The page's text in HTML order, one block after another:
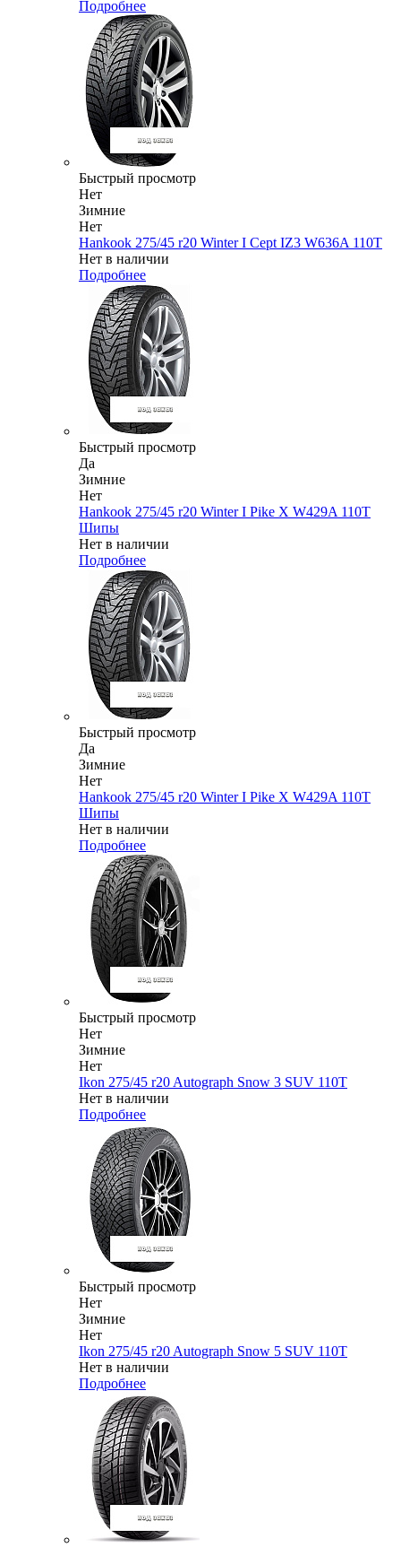
Подробнее
Быстрый просмотр
Нет
Зимние
Нет
Hankook 275/45 r20 Winter I Cept IZ3 W636A 110T
Нет в наличии
Подробнее
Быстрый просмотр
Да
Зимние
Нет
Hankook 275/45 r20 Winter I Pike X W429A 110T
Шипы
Нет в наличии
Подробнее
Быстрый просмотр
Да
Зимние
Нет
Hankook 275/45 r20 Winter I Pike X W429A 110T
Шипы
Нет в наличии
Подробнее
Быстрый просмотр
Нет
Зимние
Нет
Ikon 275/45 r20 Autograph Snow 3 SUV 110T
Нет в наличии
Подробнее
Быстрый просмотр
Нет
Зимние
Нет
Ikon 275/45 r20 Autograph Snow 5 SUV 110T
Нет в наличии
Подробнее